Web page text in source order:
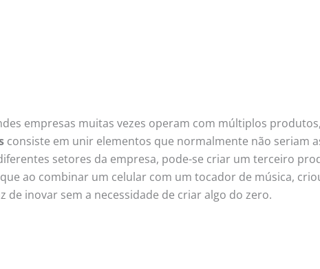
empresas muitas vezes operam com múltiplos
consiste em unir elementos que normalmente não seriam
setores da empresa, pode-se criar um terceiro
que ao combinar um celular com um tocador de música,
de inovar sem a necessidade de criar algo do zero.